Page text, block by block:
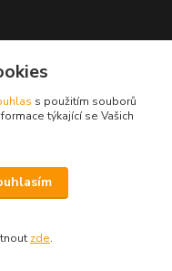
s použitím souborů
týkající se Vašich
zde.